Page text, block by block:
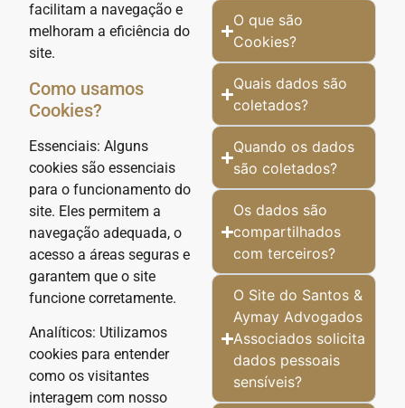
facilitam a navegação e
melhoram a eficiência do
site.
Como usamos
Cookies?
Essenciais: Alguns
cookies são essenciais
para o funcionamento do
site. Eles permitem a
navegação adequada, o
acesso a áreas seguras e
garantem que o site
funcione corretamente.
Analíticos: Utilizamos
cookies para entender
como os visitantes
interagem com nosso
O que são
Cookies?
Quais dados são
coletados?
Quando os dados
são coletados?
Os dados são
compartilhados
com terceiros?
O Site do Santos &
Aymay Advogados
Associados solicita
dados pessoais
sensíveis?